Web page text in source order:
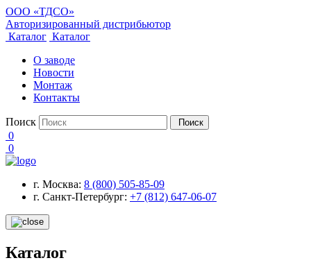
ООО «ТДСО»
Авторизированный дистрибьютор
Каталог Каталог
О заводе
Новости
Монтаж
Контакты
Поиск Поиск
0
0
г. Москва: 8 (800) 505-85-09
г. Санкт-Петербург: +7 (812) 647-06-07
Каталог